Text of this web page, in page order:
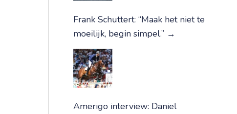
Frank Schuttert: “Maak het niet te
moeilijk, begin simpel.” →
Amerigo interview: Daniel